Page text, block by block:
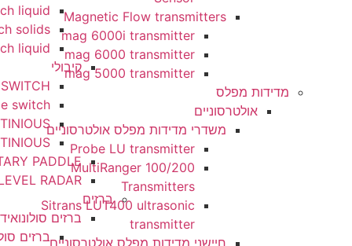
Magnetic Flow transmitters
mag 6000i transmitter
mag 6000 transmitter
mag 5000 transmitter
משדרי מדידות מפלס אולטרסוניים
Probe LU transmitter
MultiRanger 100/200
Sitrans LUT400 ultrasonic
חיישני מדידות מפלס אולטרסוניים
vbrating switch liquid
vibration switch solids
vibration switch liquid
קיבולי
SWITCH
capacitance switch
CONTINIOUS
CONTINIOUS
LEVEL ROTARY PADDLE
GUIDED LEVEL RADAR
ברזים
ברזים סולונואידים
ברזים סולונואידים